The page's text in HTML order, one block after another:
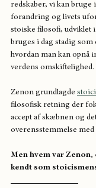
redskaber, vi kan bruge
forandring og livets
stoiske filosofi, udviklet
bruges i dag stadig
hvordan man kan opnå
verdens omskiftelighed.
Zenon grundlagde
filosofisk retning der
accept af skæbnen og
overensstemmelse med
Men hvem var Zenon,
kendt som